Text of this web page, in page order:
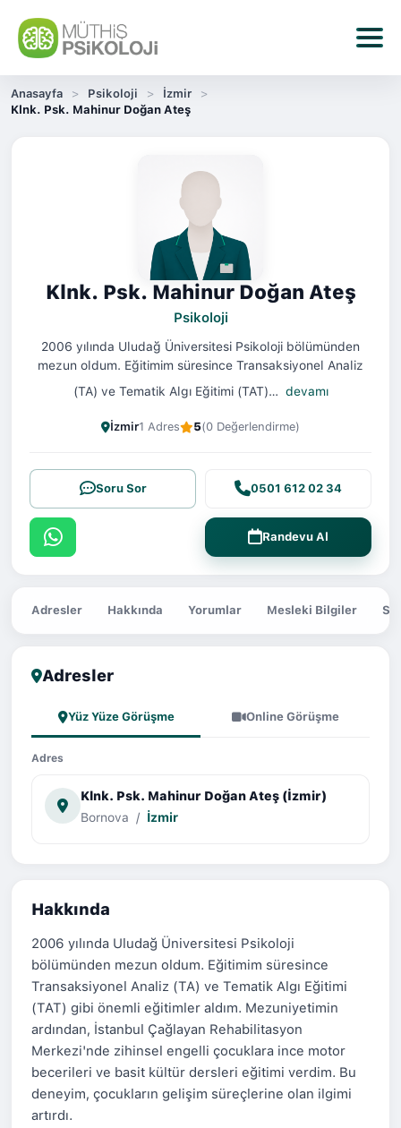
Anasayfa Psikoloji
İzmir
Klnk. Psk. Mahinur Doğan Ateş
Klnk. Psk. Mahinur Doğan Ateş
Psikoloji
2006 yılında Uludağ Üniversitesi Psikoloji bölümünden
mezun oldum. Eğitimim süresince Transaksiyonel Analiz
(TA) ve Tematik Algı Eğitimi (TAT)… devamı
İzmir1 Adres 5(0 Değerlendirme)
Soru Sor 0501 612 02 34
Randevu Al
Adresler Hakkında Yorumlar Mesleki Bilgiler
Adresler
Yüz Yüze Görüşme Online Görüşme
Adres
Klnk. Psk. Mahinur Doğan Ateş (İzmir)
Bornova
/ İzmir
Hakkında
2006 yılında Uludağ Üniversitesi Psikoloji
bölümünden mezun oldum. Eğitimim süresince
Transaksiyonel Analiz (TA) ve Tematik Algı Eğitimi
(TAT) gibi önemli eğitimler aldım. Mezuniyetimin
ardından, İstanbul Çağlayan Rehabilitasyon
Merkezi'nde zihinsel engelli çocuklara ince motor
becerileri ve basit kültür dersleri eğitimi verdim. Bu
deneyim, çocukların gelişim süreçlerine olan ilgimi
artırdı.